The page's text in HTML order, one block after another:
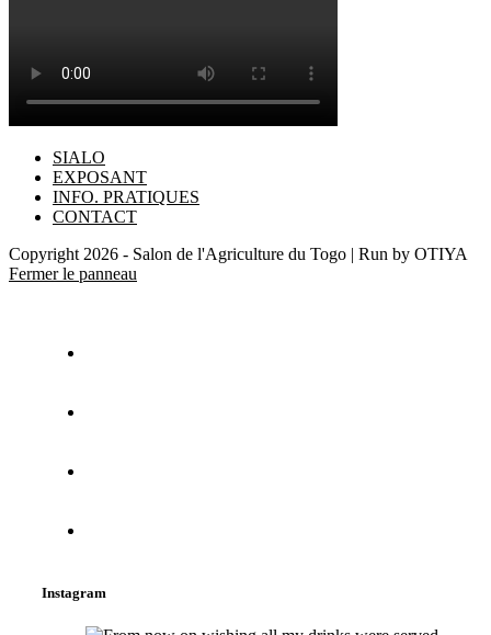
SIALO
EXPOSANT
INFO. PRATIQUES
CONTACT
Copyright 2026 - Salon de l'Agriculture du Togo | Run by OTIYA
Fermer le panneau
Instagram